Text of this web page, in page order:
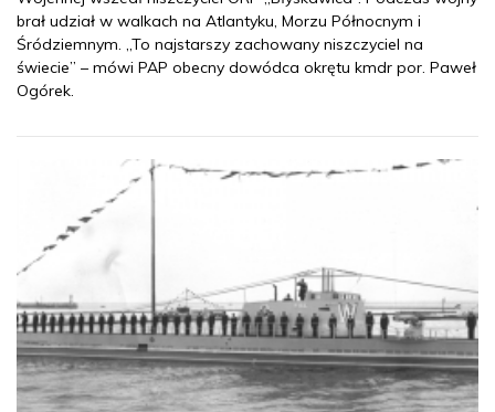
brał udział w walkach na Atlantyku, Morzu Północnym i
Śródziemnym. „To najstarszy zachowany niszczyciel na
świecie” – mówi PAP obecny dowódca okrętu kmdr por. Paweł
Ogórek.